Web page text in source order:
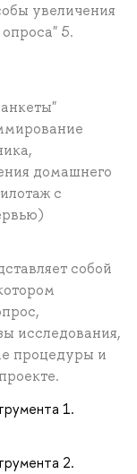
увеличения
5.
домашнего
с
собой
исследования,
процедуры и
1.
2.